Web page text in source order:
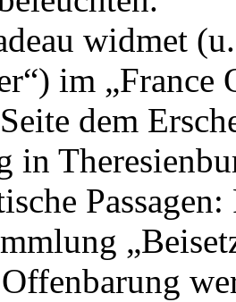
widmet
im „France
dem
in